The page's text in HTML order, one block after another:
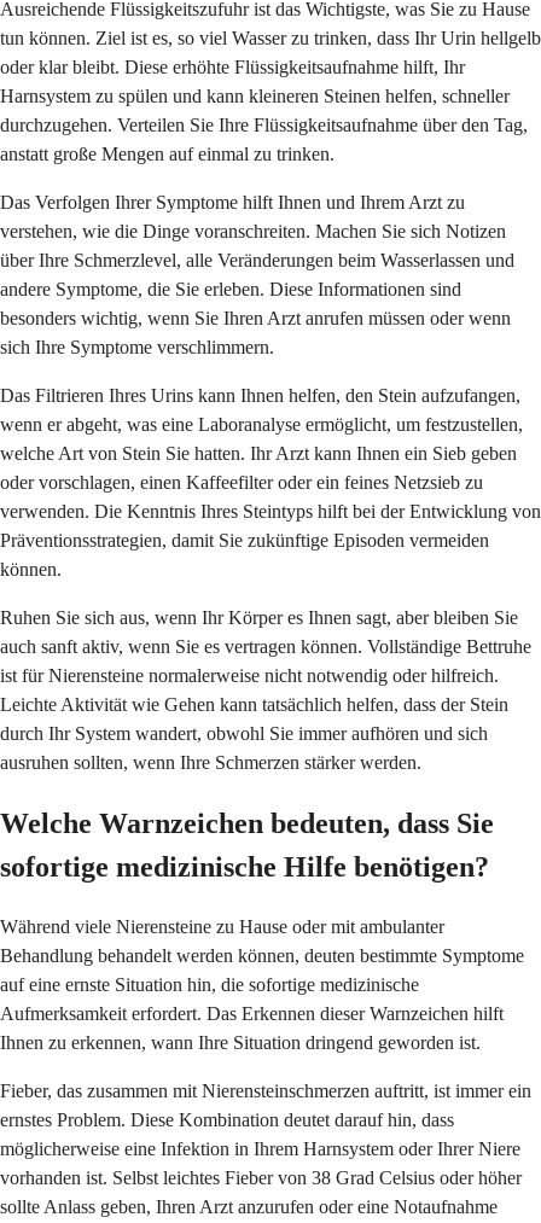
Ausreichende Flüssigkeitszufuhr ist das Wichtigste, was Sie zu Hause
tun können. Ziel ist es, so viel Wasser zu trinken, dass Ihr Urin hellgelb
oder klar bleibt. Diese erhöhte Flüssigkeitsaufnahme hilft, Ihr
Harnsystem zu spülen und kann kleineren Steinen helfen, schneller
durchzugehen. Verteilen Sie Ihre Flüssigkeitsaufnahme über den Tag,
anstatt große Mengen auf einmal zu trinken.
Das Verfolgen Ihrer Symptome hilft Ihnen und Ihrem Arzt zu
verstehen, wie die Dinge voranschreiten. Machen Sie sich Notizen
über Ihre Schmerzlevel, alle Veränderungen beim Wasserlassen und
andere Symptome, die Sie erleben. Diese Informationen sind
besonders wichtig, wenn Sie Ihren Arzt anrufen müssen oder wenn
sich Ihre Symptome verschlimmern.
Das Filtrieren Ihres Urins kann Ihnen helfen, den Stein aufzufangen,
wenn er abgeht, was eine Laboranalyse ermöglicht, um festzustellen,
welche Art von Stein Sie hatten. Ihr Arzt kann Ihnen ein Sieb geben
oder vorschlagen, einen Kaffeefilter oder ein feines Netzsieb zu
verwenden. Die Kenntnis Ihres Steintyps hilft bei der Entwicklung von
Präventionsstrategien, damit Sie zukünftige Episoden vermeiden
können.
Ruhen Sie sich aus, wenn Ihr Körper es Ihnen sagt, aber bleiben Sie
auch sanft aktiv, wenn Sie es vertragen können. Vollständige Bettruhe
ist für Nierensteine normalerweise nicht notwendig oder hilfreich.
Leichte Aktivität wie Gehen kann tatsächlich helfen, dass der Stein
durch Ihr System wandert, obwohl Sie immer aufhören und sich
ausruhen sollten, wenn Ihre Schmerzen stärker werden.
Welche Warnzeichen bedeuten, dass Sie
sofortige medizinische Hilfe benötigen?
Während viele Nierensteine zu Hause oder mit ambulanter
Behandlung behandelt werden können, deuten bestimmte Symptome
auf eine ernste Situation hin, die sofortige medizinische
Aufmerksamkeit erfordert. Das Erkennen dieser Warnzeichen hilft
Ihnen zu erkennen, wann Ihre Situation dringend geworden ist.
Fieber, das zusammen mit Nierensteinschmerzen auftritt, ist immer ein
ernstes Problem. Diese Kombination deutet darauf hin, dass
möglicherweise eine Infektion in Ihrem Harnsystem oder Ihrer Niere
vorhanden ist. Selbst leichtes Fieber von 38 Grad Celsius oder höher
sollte Anlass geben, Ihren Arzt anzurufen oder eine Notaufnahme